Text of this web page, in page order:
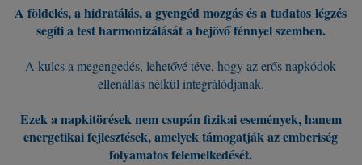
A földelés, a hidratálás, a gyengéd mozgás és a tudatos légzés
segíti a test harmonizálását a bejövő fénnyel szemben.
A kulcs a megengedés, lehetővé téve, hogy az erős napkódok
ellenállás nélkül integrálódjanak.
Ezek a napkitörések nem csupán fizikai események, hanem
energetikai fejlesztések, amelyek támogatják az emberiség
folyamatos felemelkedését.